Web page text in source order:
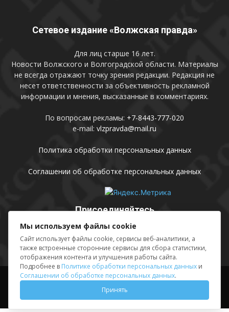
Сетевое издание «Волжская правда»
Для лиц старше 16 лет.
Новости Волжского и Волгоградской области. Материалы
не всегда отражают точку зрения редакции. Редакция не
несет ответственности за объективность рекламной
информации и мнения, высказанные в комментариях.
По вопросам рекламы: +7-8443-777-020
e-mail: vlzpravda@mail.ru
Политика обработки персональных данных
Соглашении об обработке персональных данных
Присоединяйтесь
Выходные данные Sing in
© АМУ «Редакция газеты «Волжская правда», 2012-2026
Мы используем файлы cookie
Сайт использует файлы cookie, сервисы веб-аналитики, а
также встроенные сторонние сервисы для сбора статистики,
отображения контента и улучшения работы сайта.
Подробнее в Политике обработки персональных данных и
Соглашении об обработке персональных данных.
Принять